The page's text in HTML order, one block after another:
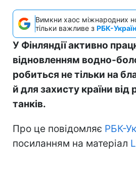
Вимкни хаос міжнародних
тільки важливе з РБК-
У Фінляндії активно
відновленням водно-
робиться не тільки на
й для захисту країни від
танків.
Про це повідомляє РБК-
посиланням на матеріал